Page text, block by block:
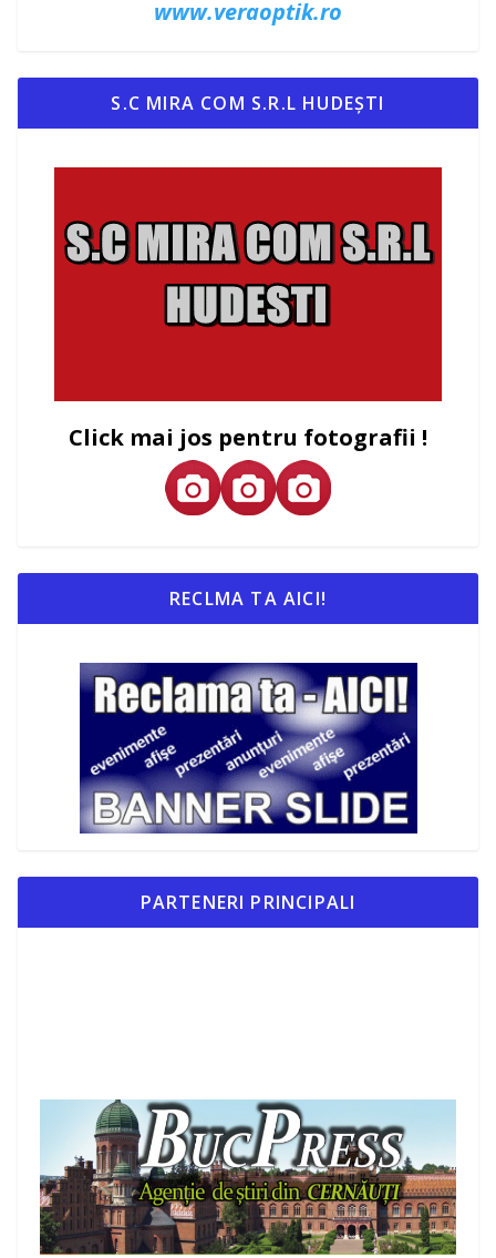
www.veraoptik.ro
S.C MIRA COM S.R.L HUDEȘTI
Click mai jos pentru fotografii !
RECLMA TA AICI!
PARTENERI PRINCIPALI